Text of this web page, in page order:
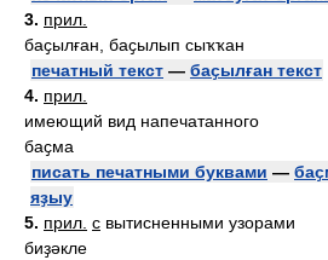
3. прил.
баҫылған, баҫылып сыҡҡан
печатный текст — баҫылған текст
4. прил.
имеющий вид напечатанного
баҫма
писать печатными буквами —
яҙыу
5. прил. с вытисненными узорами
биҙәкле